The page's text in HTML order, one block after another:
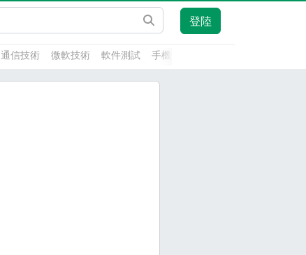
登陸
通信技術 微軟技術 軟件測試 手機開發